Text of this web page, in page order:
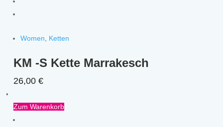
Women Ketten
KM -S Kette Marrakesch
26,00€
Zum Warenkorb